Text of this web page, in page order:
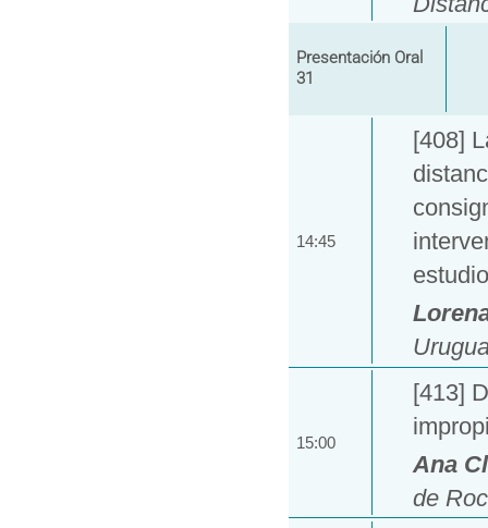
Presentación Oral
31
14:45
[408]
15:00
[413]
Ana
de